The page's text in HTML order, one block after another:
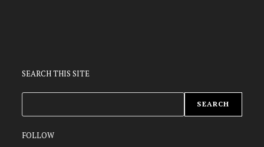
SEARCH THIS SITE
SEARCH
FOLLOW